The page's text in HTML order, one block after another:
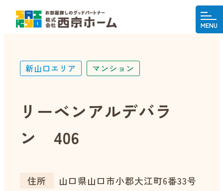
MENU
新山口エリア マンション
リーベンアルデバラ
ン 406
住所 山口県山口市小郡大江町6番33号